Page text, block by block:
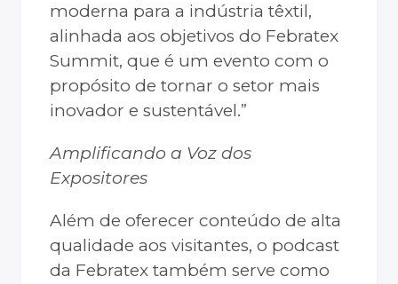
moderna para a indústria têxtil,
alinhada aos objetivos do Febratex
Summit, que é um evento com o
propósito de tornar o setor mais
inovador e sustentável.”
Amplificando a Voz dos
Expositores
Além de oferecer conteúdo de alta
qualidade aos visitantes, o podcast
da Febratex também serve como